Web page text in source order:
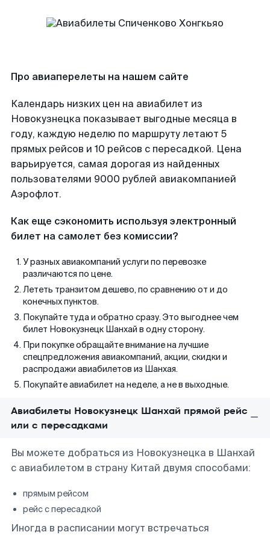
Про авиаперелеты на нашем сайте
Календарь низких цен на авиабилет из
Новокузнецка показывает выгодные месяца в
году, каждую неделю по маршруту летают 5
прямых рейсов и 10 рейсов с пересадкой. Цена
варьируется, самая дорогая из найденных
пользователями 9000 рублей авиакомпанией
Аэрофлот.
Как еще сэкономить используя электронный
билет на самолет без комиссии?
У разных авиакомпаний услуги по перевозке
различаются по цене.
Лететь транзитом дешево, по сравнению от и до
конечных пунктов.
Покупайте туда и обратно сразу. Это выгоднее чем
билет Новокузнецк Шанхай в одну сторону.
При покупке обращайте внимание на лучшие
спецпредложения авиакомпаний, акции, скидки и
распродажи авиабилетов из Шанхая.
Покупайте авиабилет на неделе, а не в выходные.
Авиабилеты Новокузнецк Шанхай прямой рейс
или с пересадками
Вы можете добраться из Новокузнецка в Шанхай
с авиабилетом в страну Китай двумя способами:
прямым рейсом
рейс с пересадкой
Иногда в расписании могут встречаться